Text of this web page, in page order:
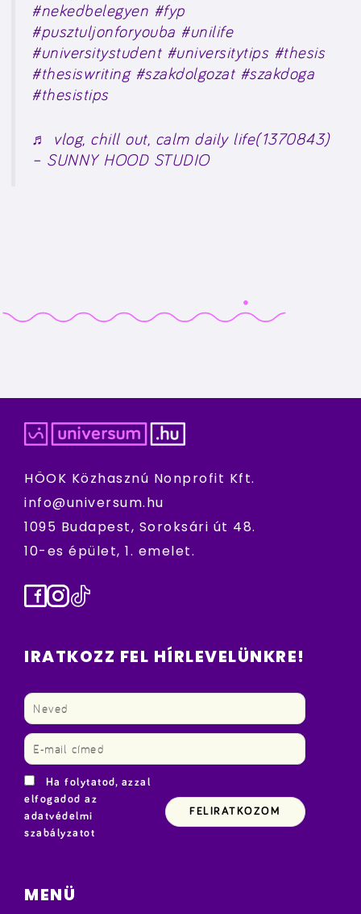
#nekedbelegyen #fyp
#pusztuljonforyouba #unilife
#universitystudent #universitytips #thesis
#thesiswriting #szakdolgozat #szakdoga
#thesistips
♬ vlog, chill out, calm daily life(1370843)
– SUNNY HOOD STUDIO
HÖOK Közhasznú Nonprofit Kft.
info@universum.hu
1095 Budapest, Soroksári út 48.
10-es épület, 1. emelet.
Facebook
Instagram
TikTok
IRATKOZZ FEL HÍRLEVELÜNKRE!
Ha folytatod, azzal
elfogadod az
adatvédelmi
szabályzatot
MENÜ